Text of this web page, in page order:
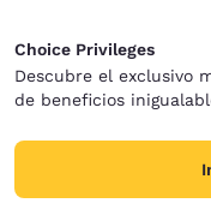
Choice Privileges
Descubre el exclusivo
de beneficios